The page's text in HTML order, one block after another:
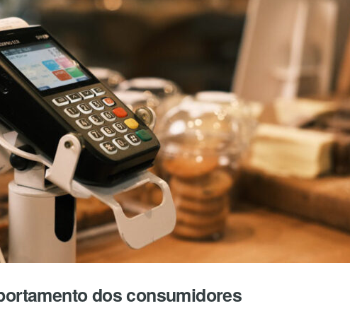
dos consumidores